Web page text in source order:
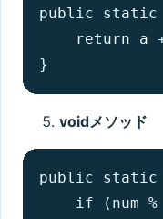
public static
return a
}
voidメソッド
public static
if (num %